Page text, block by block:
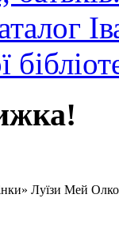
Луїзи Мей